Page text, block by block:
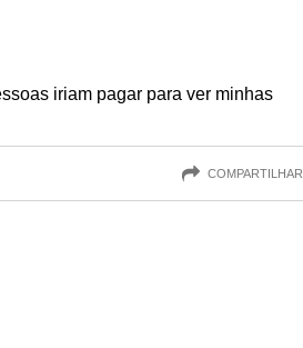
iriam pagar para ver minhas
COMPARTILHAR